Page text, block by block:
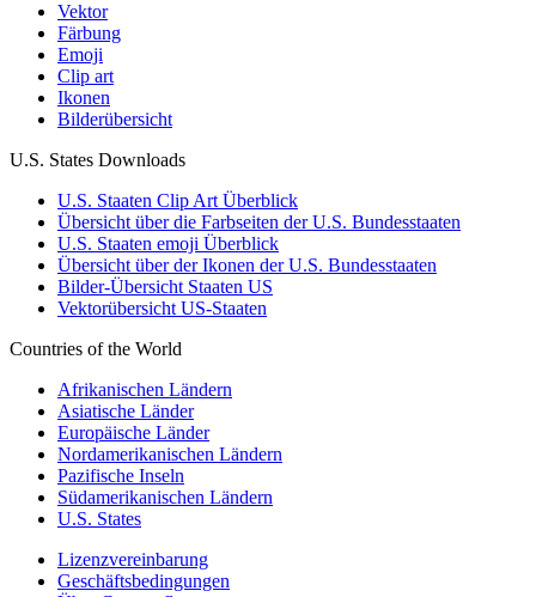
Vektor
Färbung
Emoji
Clip art
Ikonen
Bilderübersicht
U.S. States Downloads
U.S. Staaten Clip Art Überblick
Übersicht über die Farbseiten der U.S. Bundesstaaten
U.S. Staaten emoji Überblick
Übersicht über der Ikonen der U.S. Bundesstaaten
Bilder-Übersicht Staaten US
Vektorübersicht US-Staaten
Countries of the World
Afrikanischen Ländern
Asiatische Länder
Europäische Länder
Nordamerikanischen Ländern
Pazifische Inseln
Südamerikanischen Ländern
U.S. States
Lizenzvereinbarung
Geschäftsbedingungen